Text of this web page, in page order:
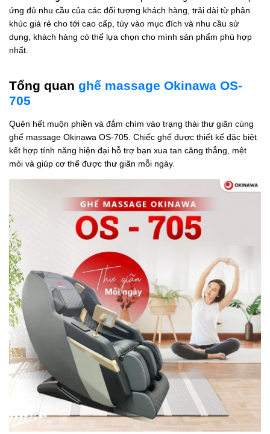
ứng đủ nhu cầu của các đối tượng khách hàng, trải dài từ phân
khúc giá rẻ cho tới cao cấp, tùy vào mục đích và nhu cầu sử
dụng, khách hàng có thể lựa chọn cho mình sản phẩm phù hợp
nhất.
Tổng quan ghế massage Okinawa OS-
705
Quên hết muộn phiền và đắm chìm vào trạng thái thư giãn cùng
ghế massage Okinawa OS-705. Chiếc ghế được thiết kế đặc biệt
kết hợp tính năng hiện đại hỗ trợ bạn xua tan căng thẳng, mệt
mỏi và giúp cơ thể được thư giãn mỗi ngày.